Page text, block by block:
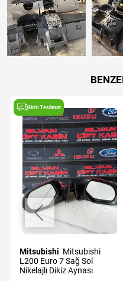
Hızlı Teslimat
Mitsubishi
L200 Euro 7 Sağ Sol
Nikelajlı Dikiz Aynası